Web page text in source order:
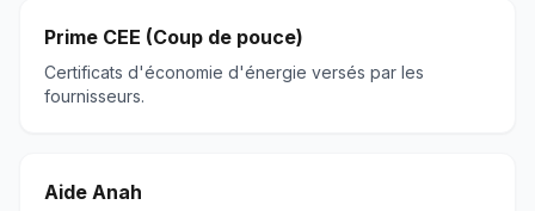
Prime CEE (Coup de pouce)
Certificats d'économie d'énergie versés par les
fournisseurs.
Aide Anah